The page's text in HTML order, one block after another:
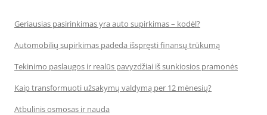
Geriausias pasirinkimas yra auto supirkimas – kodėl?
Automobilių supirkimas padeda išspręsti finansų trūkumą
Tekinimo paslaugos ir realūs pavyzdžiai iš sunkiosios pramonės
Kaip transformuoti užsakymų valdymą per 12 mėnesių?
Atbulinis osmosas ir nauda